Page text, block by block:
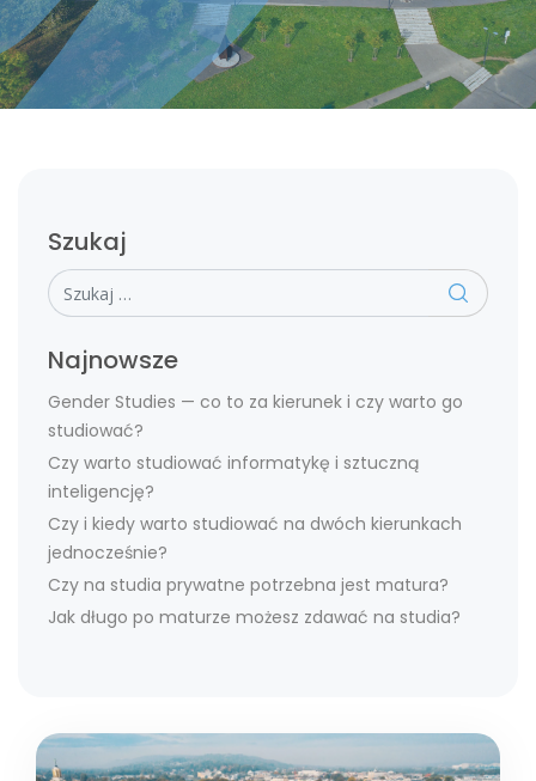
Szukaj
Szukaj
Najnowsze
Gender Studies — co to za kierunek i czy warto go
studiować?
Czy warto studiować informatykę i sztuczną
inteligencję?
Czy i kiedy warto studiować na dwóch kierunkach
jednocześnie?
Czy na studia prywatne potrzebna jest matura?
Jak długo po maturze możesz zdawać na studia?